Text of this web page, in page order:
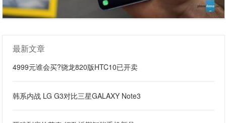
最新文章
4999元谁会买?骁龙820版HTC10已开卖
韩系内战 LG G3对比三星GALAXY Note3